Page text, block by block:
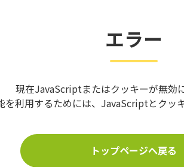
エラー
現在JavaScriptまたはクッキーが無効
を利用するためには、JavaScriptとクッ